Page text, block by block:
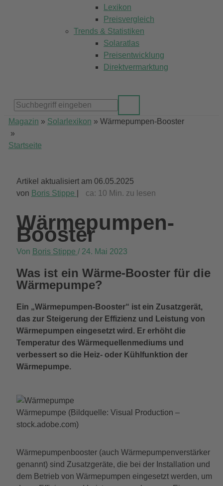
Lexikon
Preisvergleich
Trends & Statistiken
Solaratlas
Preisentwicklung
Direktvermarktung
Startseite
»
Magazin » Solarlexikon » Wärmepumpen-Booster
Artikel aktualisiert am 06.05.2025
von Boris Stippe ca: 10 Min. zu lesen
Wärmepumpen-
Booster
Von Boris Stippe / 24. Mai 2023
Was ist ein Wärme-Booster für die
Wärmepumpe?
Ein „Wärmepumpen-Booster“ ist ein Zusatzgerät,
das zur Steigerung der Effizienz und Leistung von
Wärmepumpen eingesetzt wird. Er erhöht die
Temperatur des Wärmequellenmediums und
verbessert so die Heiz- oder Kühlfunktion der
Wärmepumpe.
Wärmepumpe (Bildquelle: Visual Production –
stock.adobe.com)
Wärmepumpenbooster (auch Wärmepumpenverstärker
genannt) sind Zusatzgeräte, die bei der Installation und
dem Betrieb von Wärmepumpen eingesetzt werden, um